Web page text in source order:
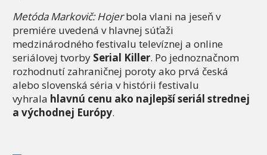
Metóda Markovič: Hojer bola vlani na jeseň v
premiére uvedená v hlavnej súťaži
medzinárodného festivalu televíznej a online
seriálovej tvorby Serial Killer. Po jednoznačnom
rozhodnutí zahraničnej poroty ako prvá česká
alebo slovenská séria v histórii festivalu
vyhrala hlavnú cenu ako najlepší seriál strednej
a východnej Európy.